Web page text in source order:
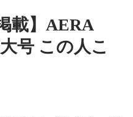
載】AERA
号 この人こ